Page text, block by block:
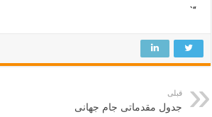
“`
قبلی
جدول مقدماتی جام جهانی